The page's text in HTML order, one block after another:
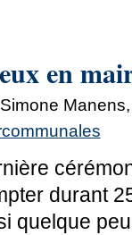
en
durant
quelque